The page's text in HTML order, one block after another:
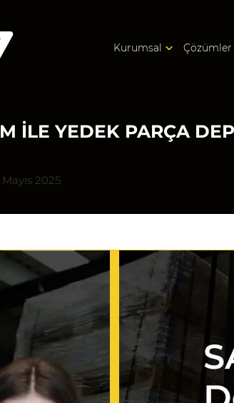
Kurumsal Çözümler
ILE YEDEK PARÇA
2025